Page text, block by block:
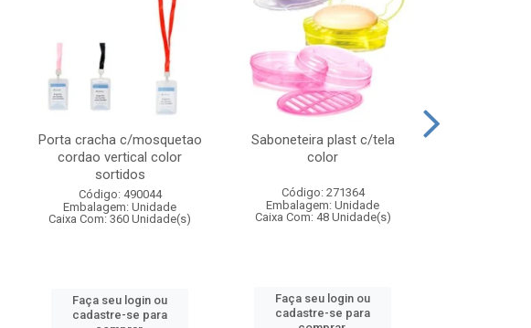
Porta cracha c/mosquetao
cordao vertical color
sortidos
Código: 490044
Embalagem: Unidade
Caixa Com: 360 Unidade(s)
Faça seu login ou
cadastre-se para
Saboneteira plast c/tela
color
Código: 271364
Embalagem: Unidade
Caixa Com: 48 Unidade(s)
Faça seu login ou
cadastre-se para